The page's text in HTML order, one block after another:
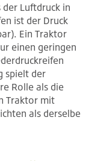
Luftdruck in
ist der Druck
Ein Traktor
einen geringen
spielt der
Rolle als die
Traktor mit
als derselbe